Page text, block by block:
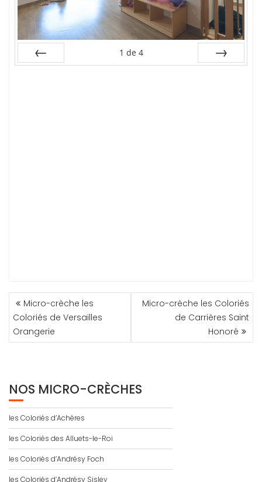
1 de 4
NAVIGATION
DE
L’ARTICLE
Micro-crèche les
Coloriés de Versailles
Orangerie
Micro-crèche les Coloriés
de Carrières Saint
Honoré
NOS MICRO-CRÈCHES
les Coloriés d’Achères
les Coloriés des Alluets-le-Roi
les Coloriés d’Andrésy Foch
les Coloriés d’Andrésy Sisley